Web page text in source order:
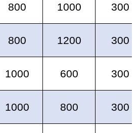
800 1000 300
800 1200 300
1000 600 300
1000 800 300